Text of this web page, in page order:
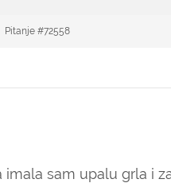
Pitanje #72558
imala sam upalu grla i